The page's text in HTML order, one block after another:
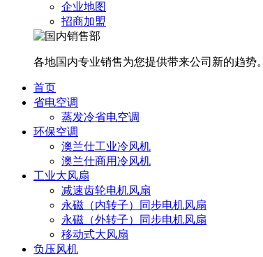
企业地图
招商加盟
各地国内专业销售为您提供带来公司新的趋势。
首页
省电空调
蒸发冷省电空调
环保空调
澳兰仕工业冷风机
澳兰仕商用冷风机
工业大风扇
减速齿轮电机风扇
永磁（内转子）同步电机风扇
永磁（外转子）同步电机风扇
移动式大风扇
负压风机